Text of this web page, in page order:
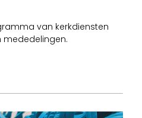
van kerkdiensten
mededelingen.